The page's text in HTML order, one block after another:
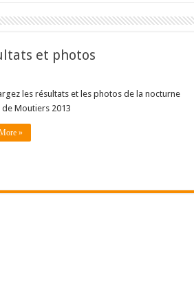
et photos
les résultats et les photos de la nocturne
de Moutiers 2013
»